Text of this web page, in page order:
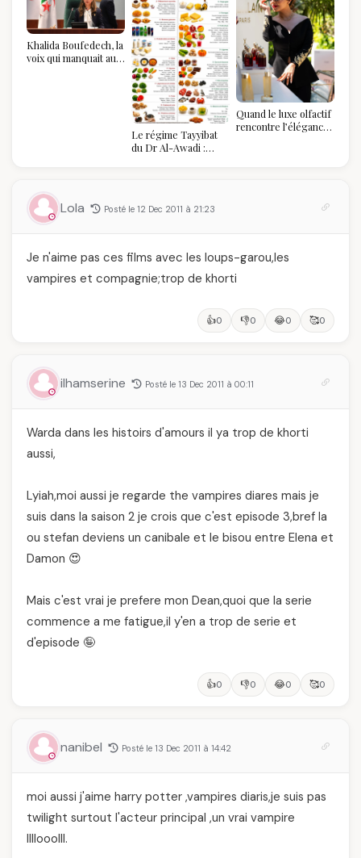
Khalida Boufedech, la
voix qui manquait au
Le régime Tayyibat
du Dr Al-Awadi :
vraiment savoir
Quand le luxe olfactif
rencontre l’élégance
Lola Posté le 12 Dec 2011 à 21:23
Je n'aime pas ces films avec les loups-garou,les
vampires et compagnie;trop de khorti
👍0 👎0 😂0 🥰0
ilhamserine Posté le 13 Dec 2011 à 00:11
Warda dans les histoirs d'amours il ya trop de khorti
aussi,
Lyiah,moi aussi je regarde the vampires diares mais je
suis dans la saison 2 je crois que c'est episode 3,bref la
ou stefan deviens un canibale et le bisou entre Elena et
Damon 😍
Mais c'est vrai je prefere mon Dean,quoi que la serie
commence a me fatigue,il y'en a trop de serie et
d'episode 🤪
👍0 👎0 😂0 🥰0
nanibel Posté le 13 Dec 2011 à 14:42
moi aussi j'aime harry potter ,vampires diaris,je suis pas
twilight surtout l'acteur principal ,un vrai vampire
llllooolll.